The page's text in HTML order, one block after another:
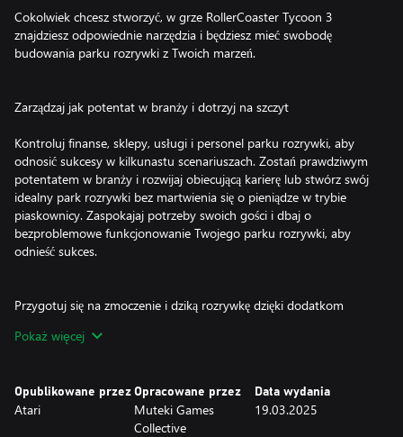
Cokolwiek chcesz stworzyć, w grze RollerCoaster Tycoon 3
znajdziesz odpowiednie narzędzia i będziesz mieć swobodę
budowania parku rozrywki z Twoich marzeń.
Zarządzaj jak potentat w branży i dotrzyj na szczyt
Kontroluj finanse, sklepy, usługi i personel parku rozrywki, aby
odnosić sukcesy w kilkunastu scenariuszach. Zostań prawdziwym
potentatem w branży i rozwijaj obiecującą karierę lub stwórz swój
idealny park rozrywki bez martwienia się o pieniądze w trybie
piaskownicy. Zaspokajaj potrzeby swoich gości i dbaj o
bezproblemowe funkcjonowanie Twojego parku rozrywki, aby
odnieść sukces.
Przygotuj się na zmoczenie i dziką rozrywkę dzięki dodatkom
zachwycających parków wodnych i spektakularnych wybiegów dla
dzikich zwierząt oraz zarządzaniem nimi.
Pokaż więcej
Opublikowane przez
Atari
Opracowane przez
Muteki Games
Collective
Data wydania
19.03.2025